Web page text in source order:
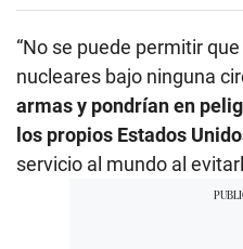
“No se puede permitir
nucleares bajo ninguna
armas y pondrían en
los propios Estados
servicio al mundo al